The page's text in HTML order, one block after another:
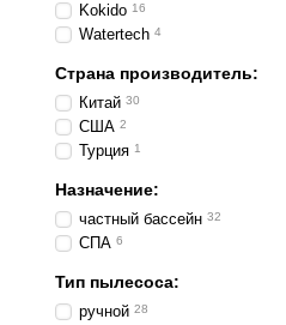
Kokido 16
Watertech 4
Страна производитель:
Китай 30
США 2
Турция 1
Назначение:
частный бассейн 32
СПА 6
Тип пылесоса:
ручной 28